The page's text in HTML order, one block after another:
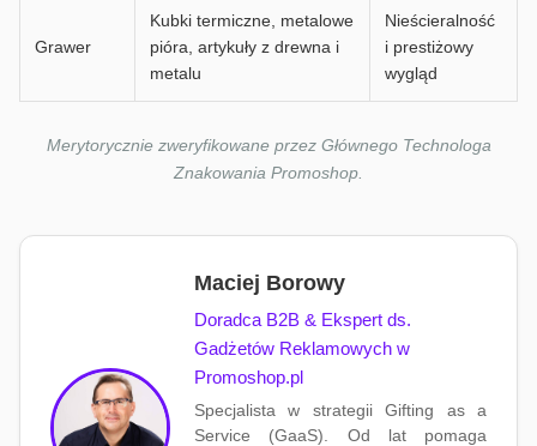
Grawer
Kubki termiczne, metalowe
pióra, artykuły z drewna i
metalu
Nieścieralność
i prestiżowy
wygląd
Merytorycznie zweryfikowane przez Głównego Technologa
Znakowania Promoshop.
Maciej Borowy
Doradca B2B & Ekspert ds.
Gadżetów Reklamowych w
Promoshop.pl
Specjalista w strategii Gifting as a
Service (GaaS). Od lat pomaga